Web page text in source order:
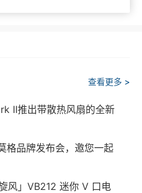
查看更多 >
II推出带散热风扇的全新
格品牌发布会，邀您一起
风」VB212 迷你 V 口电